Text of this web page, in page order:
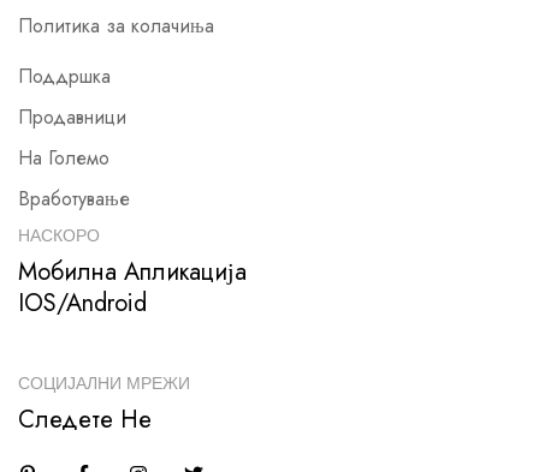
Политика за колачиња
Поддршка
Продавници
На Големо
Вработување
НАСКОРО
Мобилна Апликација
IOS/Android
СОЦИЈАЛНИ МРЕЖИ
Следете Не